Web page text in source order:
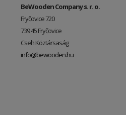
BeWooden Company s. r. o.
Fryčovice 720
739 45 Fryčovice
Cseh Köztársaság
info@bewooden.hu